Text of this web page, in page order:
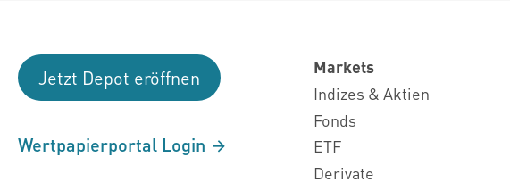
Jetzt Depot eröffnen
Wertpapierportal Login
Markets
Indizes & Aktien
Fonds
ETF
Derivate